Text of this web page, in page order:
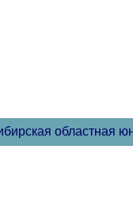
областная